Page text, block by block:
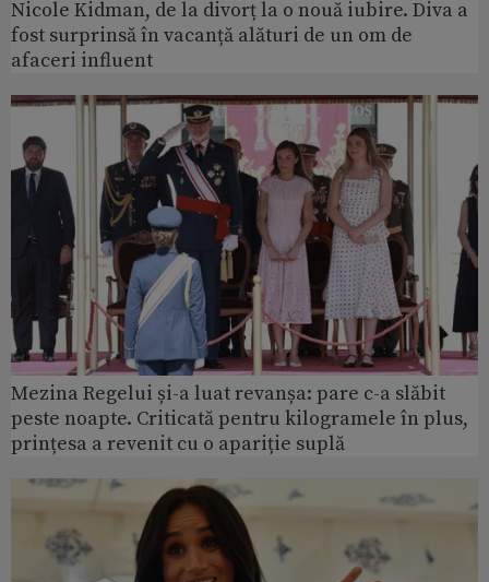
Nicole Kidman, de la divorț la o nouă iubire. Diva a
fost surprinsă în vacanță alături de un om de
afaceri influent
Mezina Regelui și-a luat revanșa: pare c-a slăbit
peste noapte. Criticată pentru kilogramele în plus,
prințesa a revenit cu o apariție suplă